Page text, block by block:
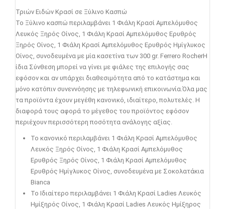
Τριών Ειδών Κρασί σε Ξύλινο Κασπώ
Το Ξύλινο κασπώ περιλαμβάνει 1 Φιάλη Κρασί Αμπελόμυθος
Λευκός Ξηρός Οίνος, 1 Φιάλη Κρασί Αμπελόμυθος Ερυθρός
Ξηρός Οίνος, 1 Φιάλη Κρασί Αμπελόμυθος Ερυθρός Ημίγλυκος
Οίνος, συνοδευμένα με μία κασετίνα των 300 gr. Ferrero RocherΗ
ίδια Σύνθεση μπορεί να γίνει με φιάλες της επιλογής σας
εφόσον και αν υπάρχει διαθεσιμότητα από το κατάστημα και
μόνο κατόπιν συνεννόησης με τηλεφωνική επικοινωνία.Όλα μας
τα προϊόντα έχουν μεγέθη κανονικό, ιδιαίτερο, πολυτελές. Η
διαφορά τους αφορά το μέγεθος του προϊόντος εφόσον
περιέχουν περισσότερη ποσότητα ανάλογης αξίας.
Το κανονικό περιλαμβάνει 1 Φιάλη Κρασί Αμπελόμυθος
Λευκός Ξηρός Οίνος, 1 Φιάλη Κρασί Αμπελόμυθος
Ερυθρός Ξηρός Οίνος, 1 Φιάλη Κρασί Αμπελόμυθος
Ερυθρός Ημίγλυκος Οίνος, συνοδευμένα με Σοκολατάκια
Bianca
Το Ιδιαίτερο περιλαμβάνει 1 Φιάλη Κρασί Ladies Λευκός
Ημίξηρός Οίνος, 1 Φιάλη Κρασί Ladies Λευκός Ημίξηρος